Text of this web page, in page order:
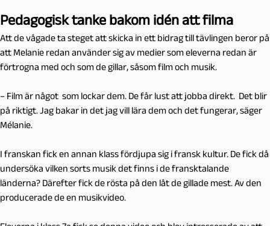
Pedagogisk tanke bakom idén att filma
Att de vågade ta steget att skicka in ett bidrag till tävlingen beror på
att Melanie redan använder sig av medier som eleverna redan är
förtrogna med och som de gillar, såsom film och musik.
– Film är något som lockar dem. De får lust att jobba direkt. Det blir
på riktigt. Jag bakar in det jag vill lära dem och det fungerar, säger
Mélanie.
I franskan fick en annan klass fördjupa sig i fransk kultur. De fick då
undersöka vilken sorts musik det finns i de fransktalande
länderna? Därefter fick de rösta på den låt de gillade mest. Av den
producerade de en musikvideo.